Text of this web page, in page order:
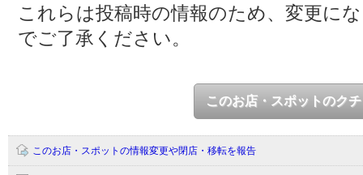
これらは投稿時の情報のため、変更に
でご了承ください。
このお店・スポットのク
このお店・スポットの情報変更や閉店・移転を報告